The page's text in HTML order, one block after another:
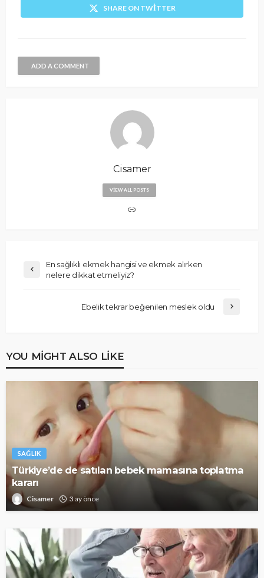
SHARE ON TWITTER
ADD A COMMENT
Cisamer
VIEW ALL POSTS
En sağlıklı ekmek hangisi ve ekmek alırken
nelere dikkat etmeliyiz?
Ebelik tekrar beğenilen meslek oldu
YOU MIGHT ALSO LIKE
SAĞLIK
Türkiye’de de satılan bebek mamasına toplatma
kararı
Cisamer 3 ay önce